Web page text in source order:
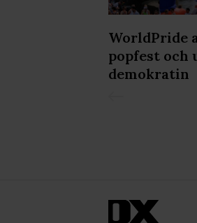
WorldPride
popfest och
demokratin